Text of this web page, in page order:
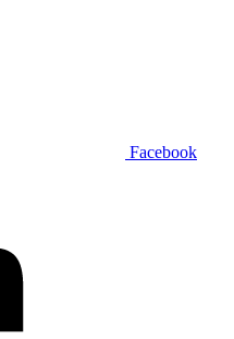
Facebook